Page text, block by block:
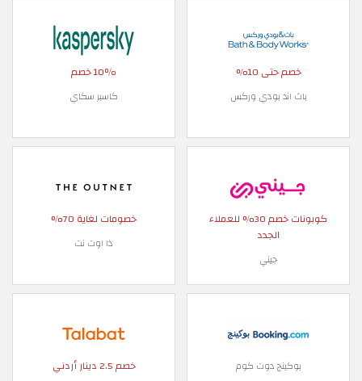
خصم حتى 10%
باث اند بودي وركس
10٪ خصم
كاسبر سكاي
كوبونات خصم 30% للعملاء
الجدد
جيني
خصومات لغاية 70%
ذا اوت نت
بوكينج دوت كوم خصم 2.5 دينار أردني